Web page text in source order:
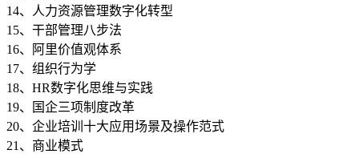
14、人力资源管理数字化转型
15、干部管理八步法
16、阿里价值观体系
17、组织行为学
18、HR数字化思维与实践
19、国企三项制度改革
20、企业培训十大应用场景及操作范式
21、商业模式